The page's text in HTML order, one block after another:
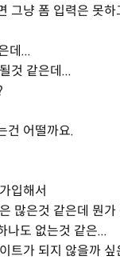
그냥 폼 입력은 못
데...
것 같은데...
건 어떨까요.
입해서
많은것 같은데 뭔
나도 없는것 같은...
트가 되지 않을까